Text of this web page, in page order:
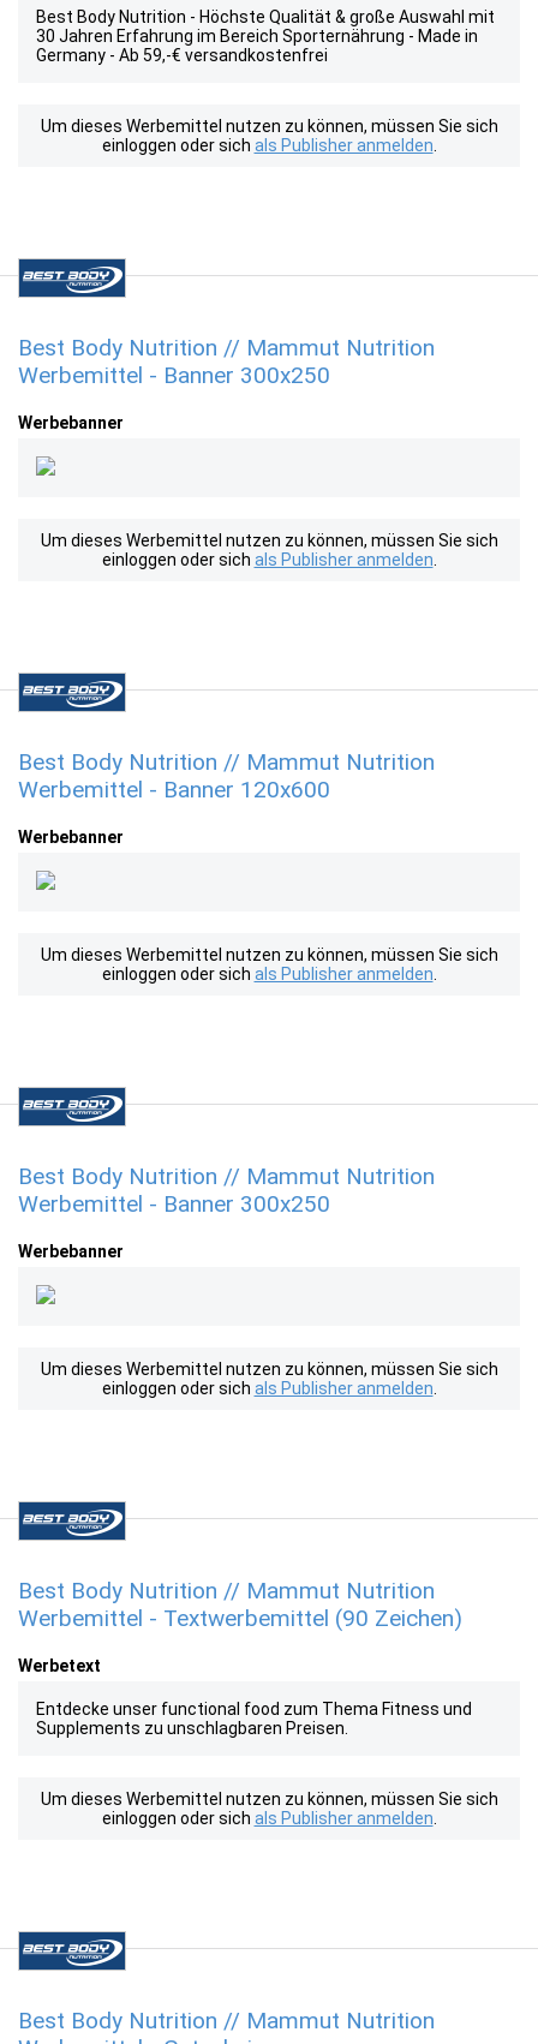
Best Body Nutrition - Höchste Qualität & große Auswahl mit
30 Jahren Erfahrung im Bereich Sporternährung - Made in
Germany - Ab 59,-€ versandkostenfrei
Um dieses Werbemittel nutzen zu können, müssen Sie sich
einloggen oder sich als Publisher anmelden
Best Body Nutrition // Mammut Nutrition
Werbemittel - Banner 300x250
Werbebanner
Um dieses Werbemittel nutzen zu können, müssen Sie sich
einloggen oder sich als Publisher anmelden
Best Body Nutrition // Mammut Nutrition
Werbemittel - Banner 120x600
Werbebanner
Um dieses Werbemittel nutzen zu können, müssen Sie sich
einloggen oder sich als Publisher anmelden
Best Body Nutrition // Mammut Nutrition
Werbemittel - Banner 300x250
Werbebanner
Um dieses Werbemittel nutzen zu können, müssen Sie sich
einloggen oder sich als Publisher anmelden
Best Body Nutrition // Mammut Nutrition
Werbemittel - Textwerbemittel (90 Zeichen)
Werbetext
Entdecke unser functional food zum Thema Fitness und
Supplements zu unschlagbaren Preisen.
Um dieses Werbemittel nutzen zu können, müssen Sie sich
einloggen oder sich als Publisher anmelden
Best Body Nutrition // Mammut Nutrition